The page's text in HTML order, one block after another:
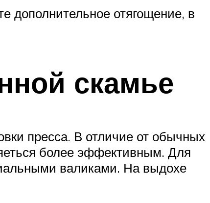
дополнительное отягощение, в
скамье
пресса. В отличие от обычных
более эффективным. Для
валиками. На выдохе